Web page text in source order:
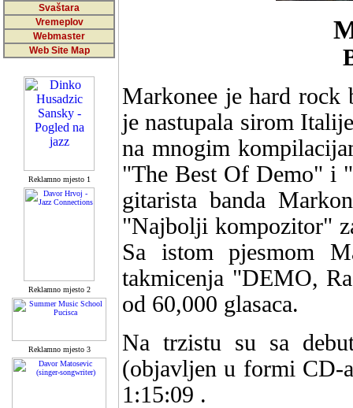
Svaštara
Vremeplov
Webmaster
Web Site Map
Reklamno mjesto 1
Reklamno mjesto 2
Reklamno mjesto 3
Markonee je hard rock
je nastupala sirom
na mnogim
"The Best Of Demo" i
gitarista banda
"Najbolji kompozitor"
Sa istom pjesmom
takmicenja "DEMO,
od 60,000 glasaca.
Na trzistu su sa
(objavljen u formi CD-
1:15:09 .